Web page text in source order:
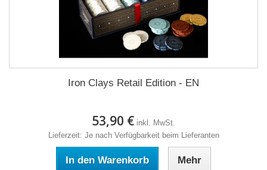
Iron Clays Retail Edition - EN
53,90 € inkl. MwSt.
Lieferzeit: Je nach Verfügbarkeit beim Lieferanten
In den Warenkorb Mehr